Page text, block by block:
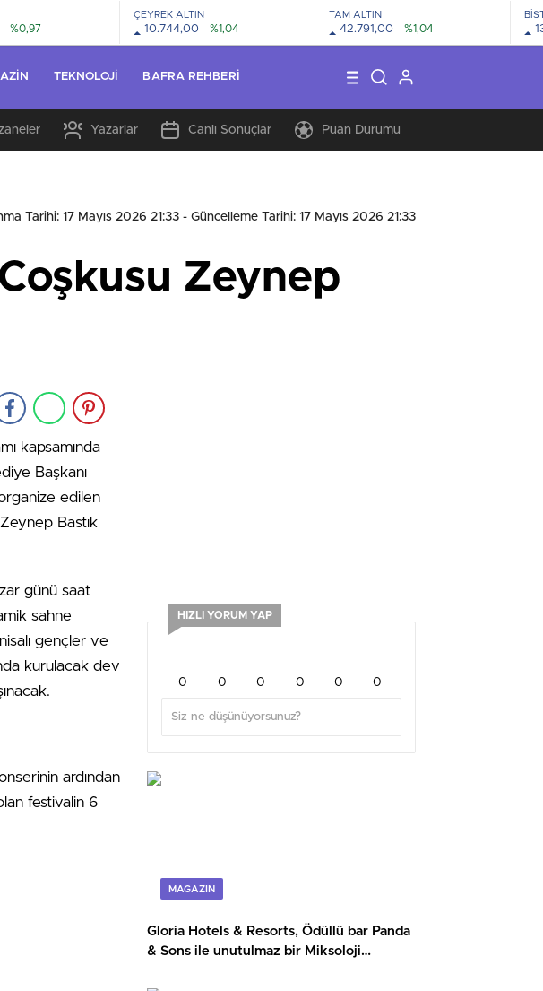
%0,97
ÇEYREK ALTIN
10.744,00 %1,04
TAM ALTIN
42.791,00 %1,04
TEKNOLOJI BAFRA REHBERI
Yazarlar Canlı Sonuçlar Puan Durumu
Tarihi: 17 Mayıs 2026 21:33 - Güncelleme Tarihi: 17 Mayıs 2026 21:33
Zeynep
kapsamında
Başkanı
edilen
Bastık
günü saat
sahne
gençler ve
kurulacak dev
ardından
festivalin 6
HIZLI YORUM YAP
0 0 0 0 0 0
MAGAZIN
Gloria Hotels & Resorts, Ödüllü bar Panda
& Sons ile unutulmaz bir Miksoloji